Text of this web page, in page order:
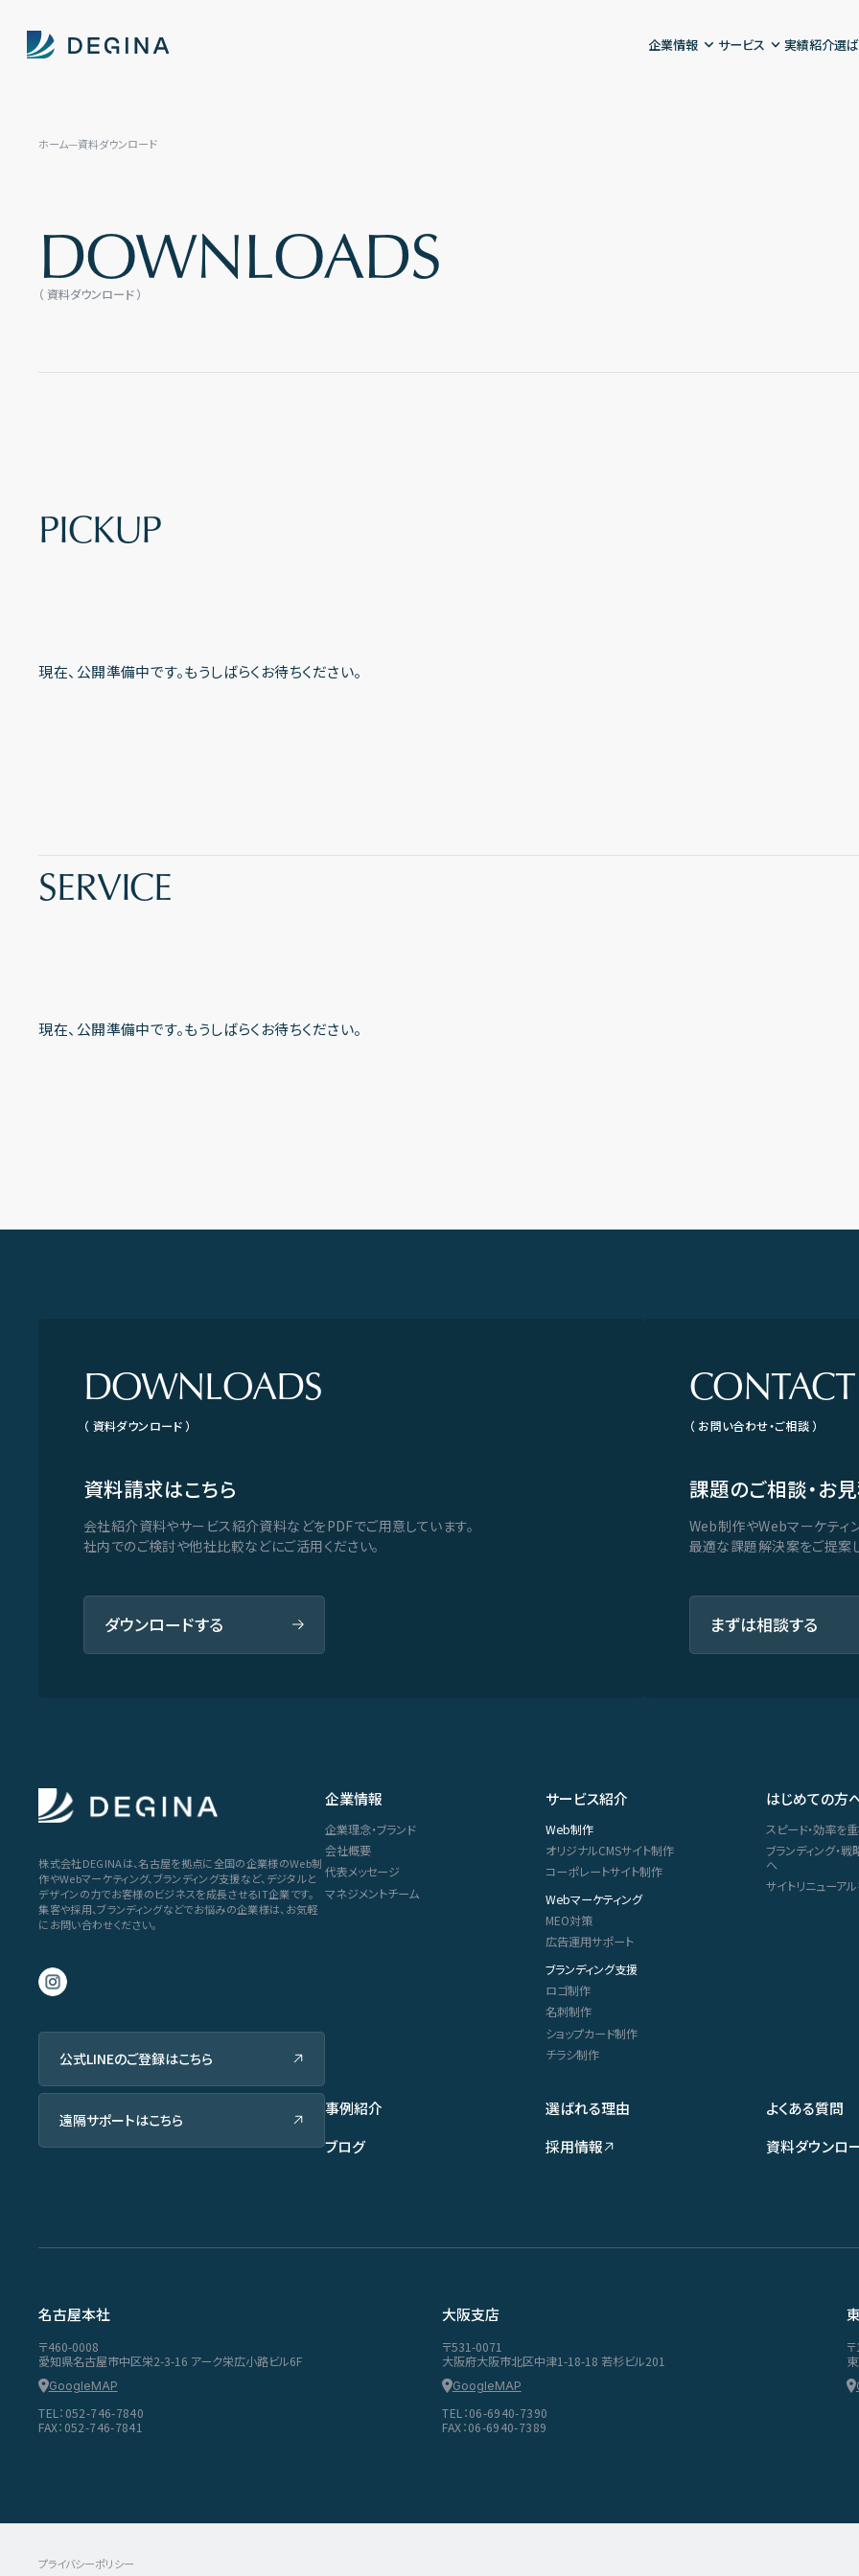
企業情報 サービス 実績紹介選
ホーム 資料ダウンロード
DOWNLOADS
（ 資料ダウンロード ）
PICKUP
現在、公開準備中です。もうしばらくお待ちください。
SERVICE
現在、公開準備中です。もうしばらくお待ちください。
DOWNLOADS
（ 資料ダウンロード ）
資料請求はこちら
会社紹介資料やサービス紹介資料などをPDFでご用意しています。
社内でのご検討や他社比較などにご活用ください。
ダウンロードする
CONTACT
（ お問い合わせ・ご相談 ）
課題のご相談・お
Web制作やWebマーケティ
最適な課題解決案をご提案し
まずは相談する
株式会社DEGINAは、名古屋を拠点に全国の企業様のWeb制
作やWebマーケティング、ブランディング支援など、デジタルと
デザインの力でお客様のビジネスを成長させるIT企業です。
集客や採用、ブランディングなどでお悩みの企業様は、お気軽
にお問い合わせください。
公式LINEのご登録はこちら
遠隔サポートはこちら
企業情報
企業理念・ブランド
会社概要
代表メッセージ
マネジメントチーム
サービス紹介
Web制作
オリジナルCMSサイト制作
コーポレートサイト制作
Webマーケティング
MEO対策
広告運用サポート
ブランディング支援
ロゴ制作
名刺制作
ショップカード制作
チラシ制作
はじめての方
スピード・効率を
ブランディング・
へ
サイトリニューア
事例紹介 選ばれる理由 よくある質問
ブログ
採用情報 資料ダウンロ
名古屋本社
〒460-0008
愛知県名古屋市中区栄2-3-16 アーク栄広小路ビル6F
GoogleMAP
TEL：052-746-7840
FAX：052-746-7841
大阪支店
〒531-0071
大阪府大阪市北区中津1-18-18 若杉ビル201
GoogleMAP
TEL：06-6940-7390
FAX：06-6940-7389
プライバシーポリシー